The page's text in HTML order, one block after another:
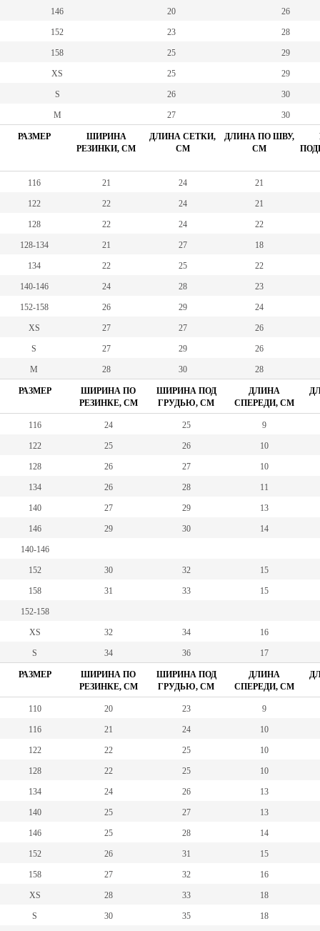
146 20 26
152 23 28
158 25 29
XS 25 29
S 26 30
M 27 30
РАЗМЕР
ШИРИНА
РЕЗИНКИ, СМ
ДЛИНА СЕТКИ,
СМ
ДЛИНА ПО ШВУ,
СМ
116 21 24 21
122 22 24 21
128 22 24 22
128-134 21 27 18
134 22 25 22
140-146 24 28 23
152-158 26 29 24
XS 27 27 26
S 27 29 26
M 28 30 28
РАЗМЕР
ШИРИНА ПО
РЕЗИНКЕ, СМ
ШИРИНА ПОД
ГРУДЬЮ, СМ
ДЛИНА
СПЕРЕДИ, СМ
116 24 25 9
122 25 26 10
128 26 27 10
134 26 28 11
140 27 29 13
146 29 30 14
140-146
152 30 32 15
158 31 33 15
152-158
XS 32 34 16
S 34 36 17
РАЗМЕР
ШИРИНА ПО
РЕЗИНКЕ, СМ
ШИРИНА ПОД
ГРУДЬЮ, СМ
ДЛИНА
СПЕРЕДИ, СМ
110 20 23 9
116 21 24 10
122 22 25 10
128 22 25 10
134 24 26 13
140 25 27 13
146 25 28 14
152 26 31 15
158 27 32 16
XS 28 33 18
S 30 35 18